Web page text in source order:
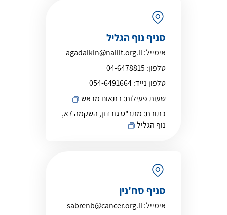
סניף נוף הגליל
אימייל:agadalkin@nallit.org.il
טלפון: 04-6478815
טלפון נייד:054-6491664
שעות פעילות:בתאום מראש
כתובת:
מתנ"ס גורדון, השקמה 7א,
נוף הגליל
סניף סח'נין
אימייל:sabrenb@cancer.org.il